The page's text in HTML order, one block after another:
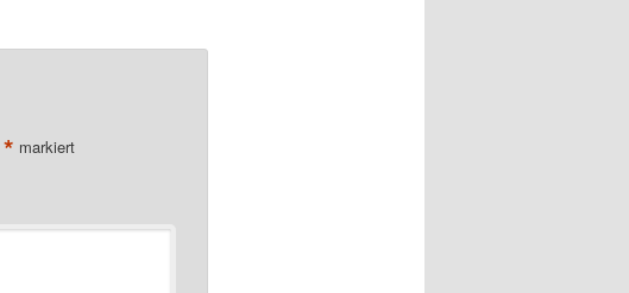
* markiert